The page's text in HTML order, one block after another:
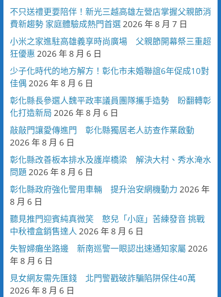
不只送禮更要陪伴！新光三越高雄左營店掌握父親節消
費新趨勢 家庭體驗成熱門首選2026 年 8 月 7 日
小米之家進駐高雄義享時尚廣場 父親節開幕祭三重超
狂優惠 2026 年 8 月 6 日
少子化時代的地方解方！彰化市未婚聯誼6年促成10對
佳偶 2026 年 8 月 6 日
彰化縣長參選人魏平政率議員團隊攜手造勢 盼翻轉彰
化打造新局 2026 年 8 月 6 日
敲敲門讓愛傳進門 彰化縣獨居老人訪查作業啟動
2026 年 8 月 6 日
彰化縣改善板本排水及護岸橋梁 解決大村、秀水淹水
問題 2026 年 8 月 6 日
彰化縣政府強化警用車輛 提升治安網機動力 2026 年
8 月 6 日
聽見推門迎賓純真微笑 憨兒「小庭」苦練發音 挑戰
中秋禮盒銷售達人 2026 年 8 月 6 日
失智婦癱坐路邊 新南巡警一眼認出速通知家屬 2026
年 8 月 6 日
見女網友需先匯錢 北門警戳破詐騙陷阱保住40萬
2026 年 8 月 6 日